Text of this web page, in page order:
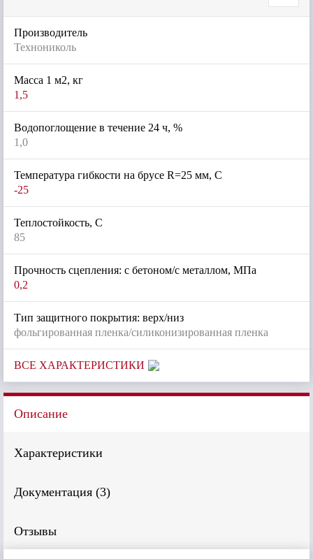
Производитель
Технониколь
Масса 1 м2, кг
1,5
Водопоглощение в течение 24 ч, %
1,0
Температура гибкости на брусе R=25 мм, С
-25
Теплостойкость, С
85
Прочность сцепления: с бетоном/с металлом, МПа
0,2
Тип защитного покрытия: верх/низ
фольгированная пленка/силиконизированная пленка
ВСЕ ХАРАКТЕРИСТИКИ
Описание
Характеристики
Документация (3)
Отзывы